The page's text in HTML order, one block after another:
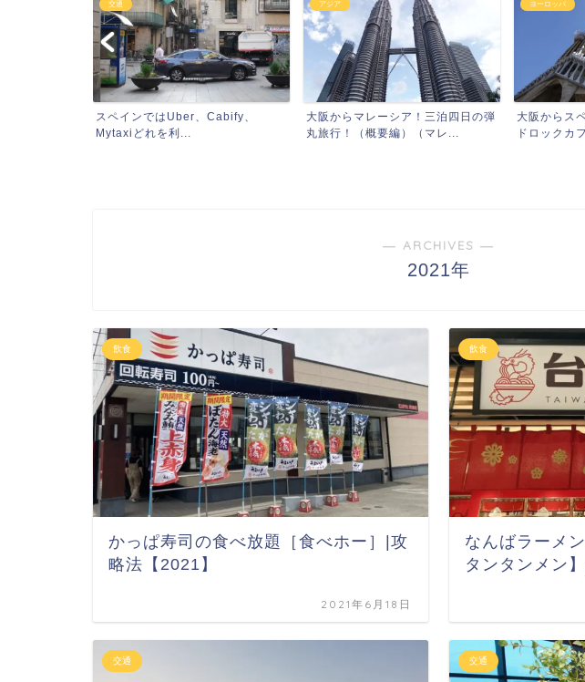
交通
スペインではUber、Cabify、
Mytaxiどれを利...
アジア
大阪からマレーシア！三泊四日の弾
丸旅行！（概要編）（マレ...
ヨーロッパ
大阪からス
ドロックカ
― ARCHIVES ―
2021年
飲食
かっぱ寿司の食べ放題［食べホー］|攻
略法【2021】
2021年6月18日
飲食
なんばラーメ
タンタンメン
交通 交通